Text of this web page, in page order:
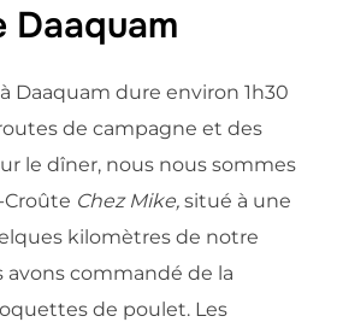
Daaquam
Daaquam dure environ 1h30
de campagne et des
le dîner, nous nous sommes
Croûte Chez Mike, situé à une
kilomètres de notre
avons commandé de la
de poulet. Les